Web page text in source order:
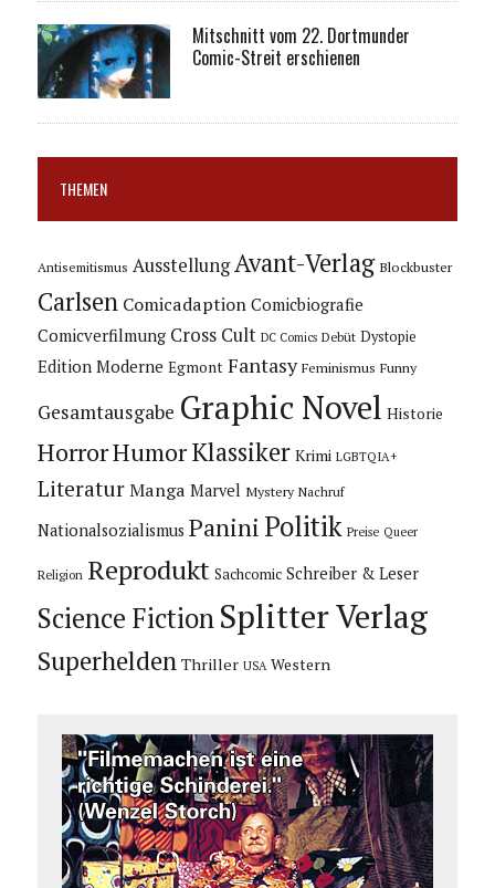
Mitschnitt vom 22. Dortmunder
Comic-Streit erschienen
THEMEN
Antisemitismus Ausstellung Avant-Verlag Blockbuster
Carlsen Comicadaption Comicbiografie
Comicverfilmung Cross Cult DC Comics Debüt Dystopie
Edition Moderne Egmont Fantasy Feminismus Funny
Gesamtausgabe Graphic Novel Historie
HorrorHumorKlassiker Krimi LGBTQIA+
Literatur Manga Marvel Mystery Nachruf
Nationalsozialismus Panini Politik Preise Queer
Religion Reprodukt Sachcomic Schreiber & Leser
Science Fiction Splitter Verlag
Superhelden Thriller USA Western